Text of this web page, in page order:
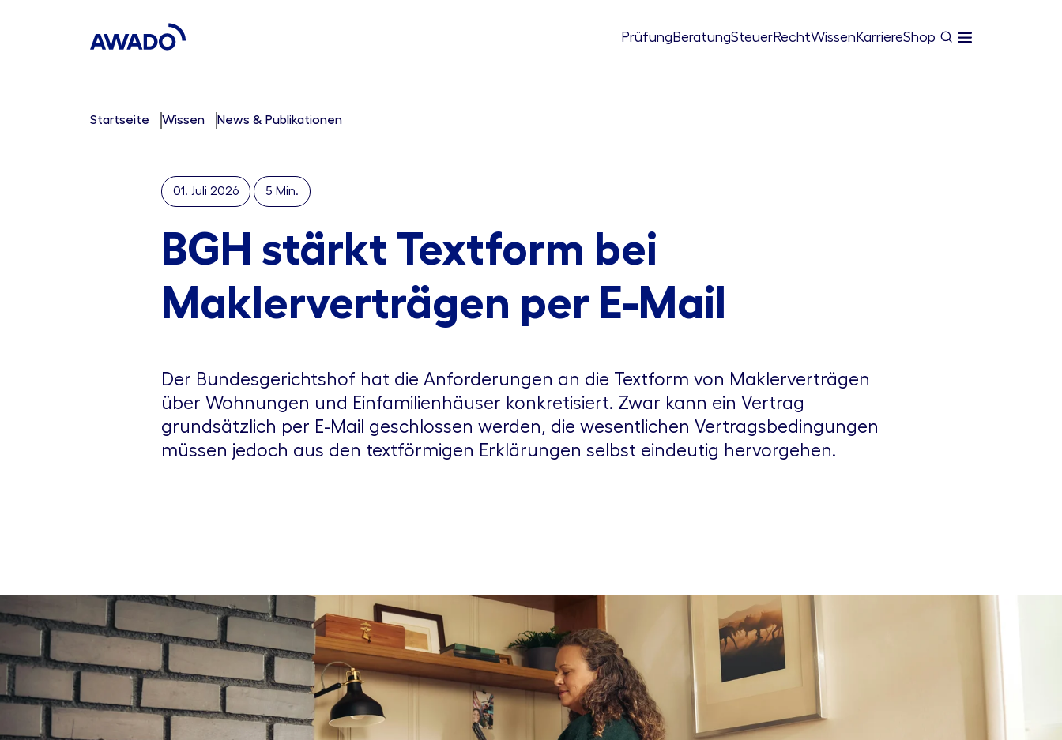
Prüfung BeratungSteuerRechtWissen KarriereShop
Startseite Wissen News & Publikationen
01. Juli 2026 5 Min.
BGH stärkt Textform bei
Maklerverträgen per E-Mail
Der Bundesgerichtshof hat die Anforderungen an die Textform von Maklerverträgen
über Wohnungen und Einfamilienhäuser konkretisiert. Zwar kann ein Vertrag
grundsätzlich per E-Mail geschlossen werden, die wesentlichen Vertragsbedingungen
müssen jedoch aus den textförmigen Erklärungen selbst eindeutig hervorgehen.